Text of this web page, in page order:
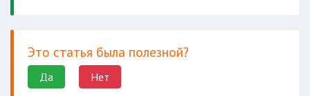
Это статья была полезной?
Да Нет